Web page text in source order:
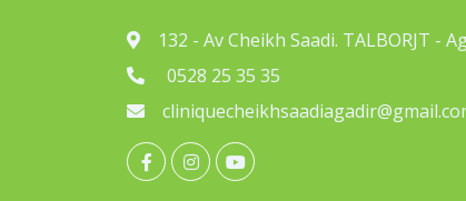
132 - Av Cheikh Saadi. TALBORJT -
0528 25 35 35